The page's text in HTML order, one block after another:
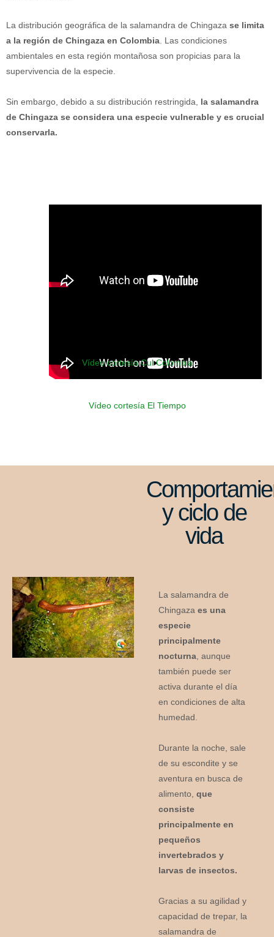
La distribución geográfica de la salamandra de Chingaza se limita
a la región de Chingaza en Colombia . Las condiciones
ambientales en esta región montañosa son propicias para la
supervivencia de la especie.
Sin embargo, debido a su distribución restringida, la salamandra
de Chingaza se considera una especie vulnerable y es crucial
conservarla.
Vídeo cortesía Cul Colombia
Vídeo cortesía El Tiempo
y ciclo de
vida
La salamandra de
Chingazaes una
especie
principalmente
nocturna , aunque
también puede ser
activa durante el día
en condiciones de alta
humedad.
Durante la noche, sale
de su escondite y se
aventura en busca de
alimento,que
consiste
principalmente en
pequeños
invertebrados y
larvas de insectos.
Gracias a su agilidad y
capacidad de trepar, la
salamandra de